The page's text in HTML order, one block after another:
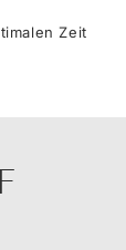
Zeit